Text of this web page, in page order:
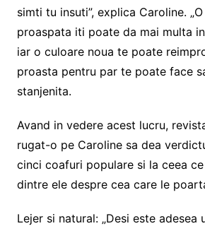
simti tu insuti”, explica Caroline.
proaspata iti poate da mai multa
iar o culoare noua te poate
proasta pentru par te poate face
stanjenita.
Avand in vedere acest lucru,
rugat-o pe Caroline sa dea
cinci coafuri populare si la ceea
dintre ele despre cea care le
Lejer si natural: „Desi este adesea